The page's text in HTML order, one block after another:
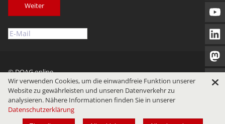
Weiter
© DOAG online
Impressum
Datenschutz Nutzungsbedingungen
Wir verwenden Cookies, um die einwandfreie Funktion unserer
Website zu gewährleisten und unseren Datenverkehr zu
analysieren. Nähere Informationen finden Sie in unserer
Datenschutzerklärung